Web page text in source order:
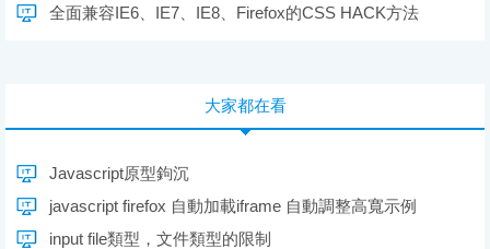
全面兼容IE6、IE7、IE8、Firefox的CSS HACK方法
大家都在看
Javascript原型鉤沉
javascript firefox 自動加載iframe 自動調整高寬示例
input file類型，文件類型的限制